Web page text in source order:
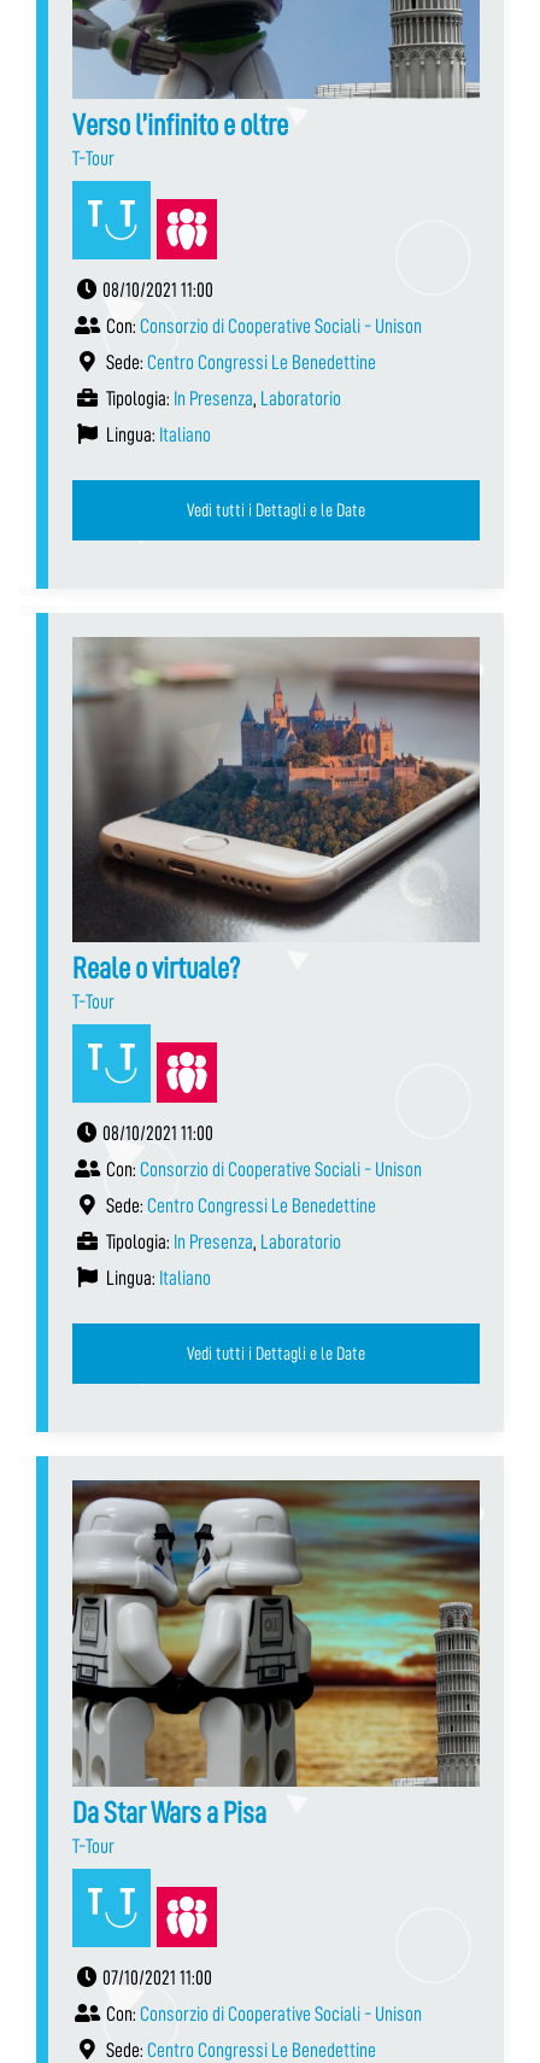
Verso l’infinito e oltre
T-Tour
08/10/2021 11:00
Con: Consorzio di Cooperative Sociali - Unison
Sede: Centro Congressi Le Benedettine
Tipologia: In Presenza, Laboratorio
Lingua: Italiano
Vedi tutti i Dettagli e le Date
Reale o virtuale?
T-Tour
08/10/2021 11:00
Con: Consorzio di Cooperative Sociali - Unison
Sede: Centro Congressi Le Benedettine
Tipologia: In Presenza, Laboratorio
Lingua: Italiano
Vedi tutti i Dettagli e le Date
Da Star Wars a Pisa
T-Tour
07/10/2021 11:00
Con: Consorzio di Cooperative Sociali - Unison
Sede: Centro Congressi Le Benedettine